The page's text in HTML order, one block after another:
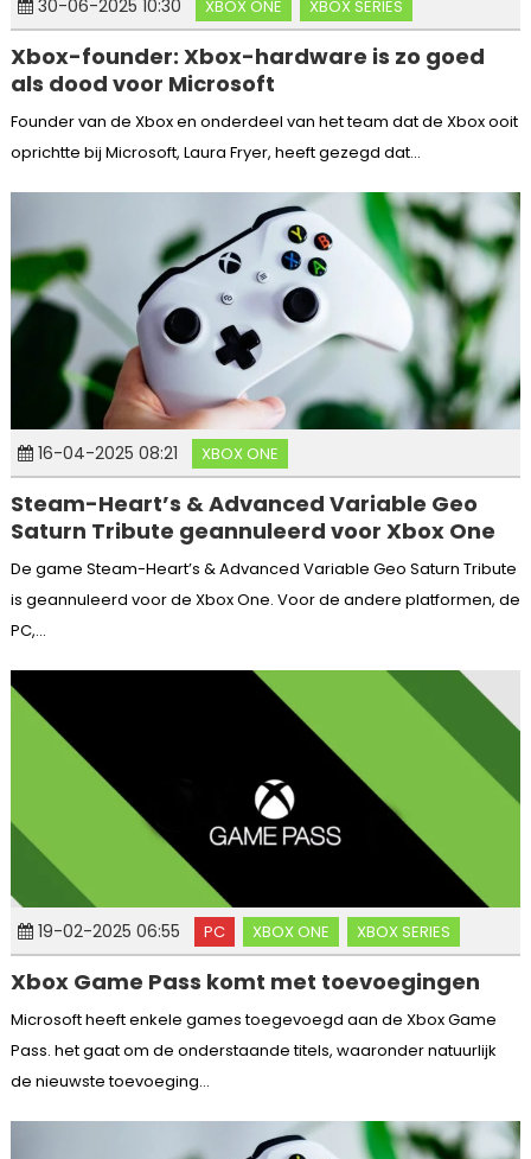
30-06-2025 10:30 XBOX ONE XBOX SERIES
Xbox-founder: Xbox-hardware is zo goed
als dood voor Microsoft
Founder van de Xbox en onderdeel van het team dat de Xbox ooit
oprichtte bij Microsoft, Laura Fryer, heeft gezegd dat...
16-04-2025 08:21 XBOX ONE
Steam-Heart’s & Advanced Variable Geo
Saturn Tribute geannuleerd voor Xbox One
De game Steam-Heart’s & Advanced Variable Geo Saturn Tribute
is geannuleerd voor de Xbox One. Voor de andere platformen, de
PC,...
19-02-2025 06:55 PC XBOX ONE XBOX SERIES
Xbox Game Pass komt met toevoegingen
Microsoft heeft enkele games toegevoegd aan de Xbox Game
Pass. het gaat om de onderstaande titels, waaronder natuurlijk
de nieuwste toevoeging...